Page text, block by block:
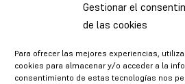
Gestionar el
de las cookies
Para ofrecer las mejores experiencias,
cookies para almacenar y/o acceder a la
consentimiento de estas tecnologías nos
CUIDADO DE LAS
INSTAGRAM
SPOTIFY